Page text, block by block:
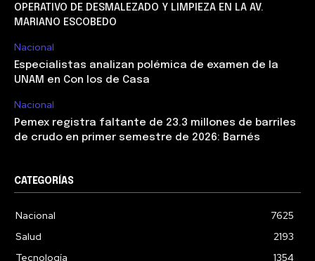
OPERATIVO DE DESMALEZADO Y LIMPIEZA EN LA AV.
MARIANO ESCOBEDO
Nacional
Especialistas analizan polémica de examen de la
UNAM en Con los de Casa
Nacional
Pemex registra faltante de 23.3 millones de barriles
de crudo en primer semestre de 2026: Barnés
CATEGORÍAS
Nacional
7625
Salud
2193
Tecnología
1354